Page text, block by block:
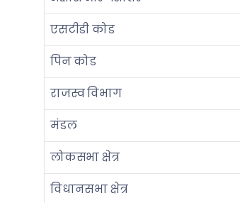
एसटीडी कोड
पिन कोड
राजस्व विभाग
मंडल
लोकसभा क्षेत्र
विधानसभा क्षेत्र